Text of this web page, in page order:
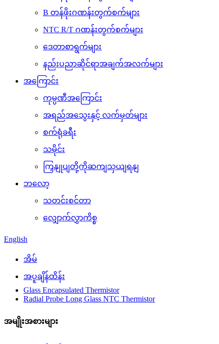
B တန်ဖိုးဂဏန်းတွက်စက်များ
NTC R/T ဂဏန်းတွက်စက်များ
ဒေတာစာရွက်များ
နည်းပညာဆိုင်ရာအချက်အလက်များ
အကြောင်း
ကုမ္ပဏီအကြောင်း
အရည်အသွေးနှင့် လက်မှတ်များ
စက်ရုံခရီး
သမိုင်း
ကြှနျုပျတို့ကိုဆကျသှယျရနျ
ဘလော့
သတင်းစင်တာ
လျှောက်လွှာကိစ္စ
English
အိမ်
အပူချိန်ထိန်း
Glass Encapsulated Thermistor
Radial Probe Long Glass NTC Thermistor
အမျိုးအစားများ